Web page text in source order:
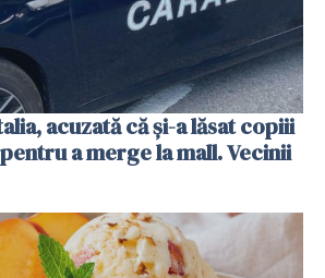
acuzată că și-a lăsat copiii
a merge la mall. Vecinii